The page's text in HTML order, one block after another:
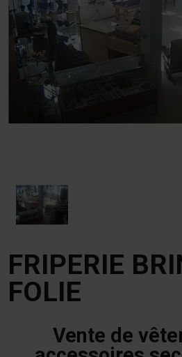
FRIPERIE
FOLIE
Vente de